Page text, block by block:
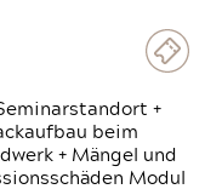
+
beim
+ Mängel und
Modul